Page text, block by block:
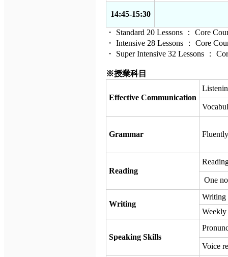
14:45-15:30
・ Standard 20 Lessons ： Core
・ Intensive 28 Lessons ： Core
・ Super Intensive 32 Lessons ：
※授業科目
Effective Communication
Grammar
Reading
One
Writing
Writing
Speaking Skills
Voice